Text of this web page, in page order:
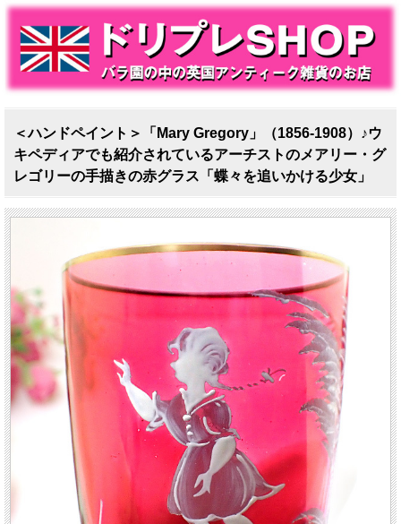
＜ハンドペイント＞「Mary Gregory」（1856-1908）♪ウ
キペディアでも紹介されているアーチストのメアリー・グ
レゴリーの手描きの赤グラス「蝶々を追いかける少女」